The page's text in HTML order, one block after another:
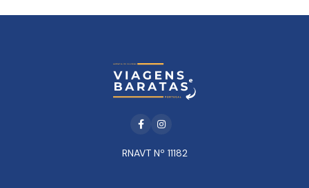
FacebookInstagram
RNAVT Nº 11182